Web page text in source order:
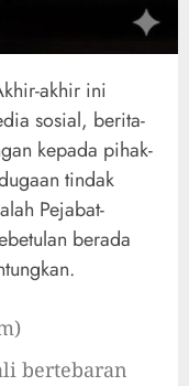
akhir ini
sosial, berita-
kepada pihak-
tindak
Pejabat-
berada
bertebaran